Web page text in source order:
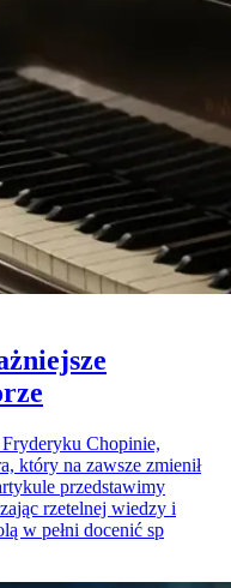
Chopinie,
który na zawsze zmienił
przedstawimy
rzetelnej wiedzy i
w pełni docenić sp